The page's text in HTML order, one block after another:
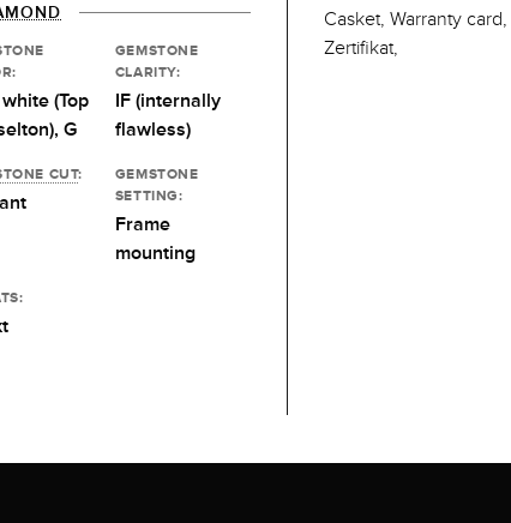
(Top
G
GEMSTONE
CLARITY:
IF (internally
flawless)
CUT:
GEMSTONE
SETTING:
Frame
mounting
Casket, Warranty card,
Zertifikat,